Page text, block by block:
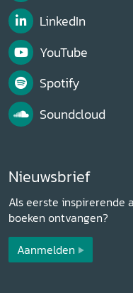
LinkedIn
YouTube
Spotify
Soundcloud
Nieuwsbrief
Als eerste inspirerende
boeken ontvangen?
Aanmelden